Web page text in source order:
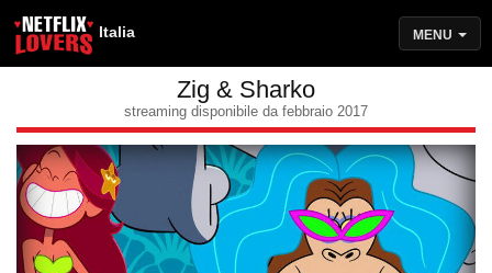
Italia MENU
Zig & Sharko
streaming disponibile da febbraio 2017